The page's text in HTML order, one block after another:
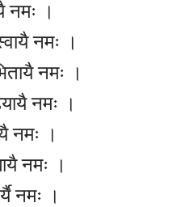
नमः ।
नमः ।
नमः ।
नमः ।
नमः ।
नमः ।
नमः ।